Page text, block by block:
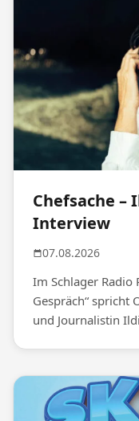
Chefsache –
Interview
07.08.2026
Im Schlager Radio
Gespräch“ spricht
und Journalistin